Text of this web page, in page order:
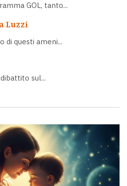
GOL, tanto...
Luzzi
di questi ameni...
sul...